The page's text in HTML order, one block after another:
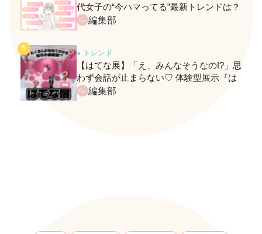
代女子の“今ハマってる”最新トレンドは？
ネクストバズ予報もチェック♪
編集部
● トレンド
【はてな展】「え、みんなそうなの!?」思
わず会話が止まらない♡ 体験型展示『は
てな展』に行ってきたレポ
編集部